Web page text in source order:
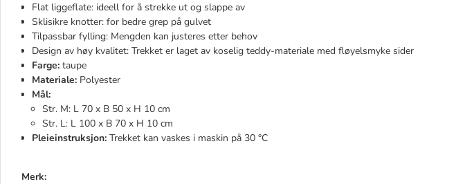
Flat liggeflate: ideell for å strekke ut og slappe av
Sklisikre knotter: for bedre grep på gulvet
Tilpassbar fylling: Mengden kan justeres etter behov
Design av høy kvalitet: Trekket er laget av koselig teddy-materiale med fløyelsmyke sider
Farge: taupe
Materiale: Polyester
Mål:
Str. M: L 70 x B 50 x H 10 cm
Str. L: L 100 x B 70 x H 10 cm
Pleieinstruksjon: Trekket kan vaskes i maskin på 30 °C
Merk: